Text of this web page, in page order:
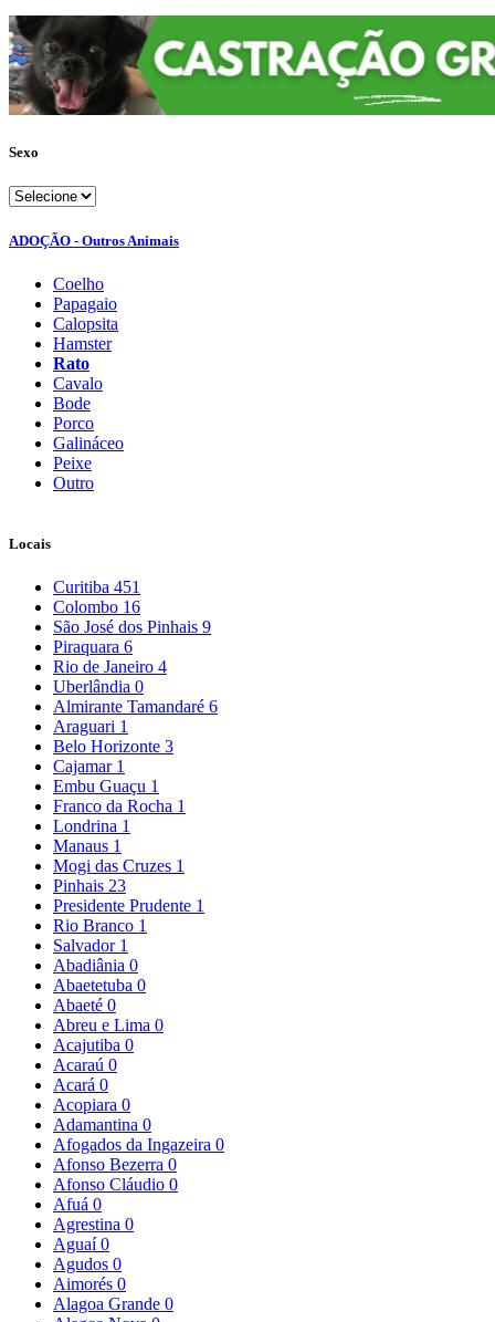
Sexo
ADOÇÃO - Outros Animais
Coelho
Papagaio
Calopsita
Hamster
Rato
Cavalo
Bode
Porco
Galináceo
Peixe
Outro
Locais
Curitiba 451
Colombo 16
São José dos Pinhais 9
Piraquara 6
Rio de Janeiro 4
Uberlândia 0
Almirante Tamandaré 6
Araguari 1
Belo Horizonte 3
Cajamar 1
Embu Guaçu 1
Franco da Rocha 1
Londrina 1
Manaus 1
Mogi das Cruzes 1
Pinhais 23
Presidente Prudente 1
Rio Branco 1
Salvador 1
Abadiânia 0
Abaetetuba 0
Abaeté 0
Abreu e Lima 0
Acajutiba 0
Acaraú 0
Acará 0
Acopiara 0
Adamantina 0
Afogados da Ingazeira 0
Afonso Bezerra 0
Afonso Cláudio 0
Afuá 0
Agrestina 0
Aguaí0
Agudos 0
Aimorés 0
Alagoa Grande 0